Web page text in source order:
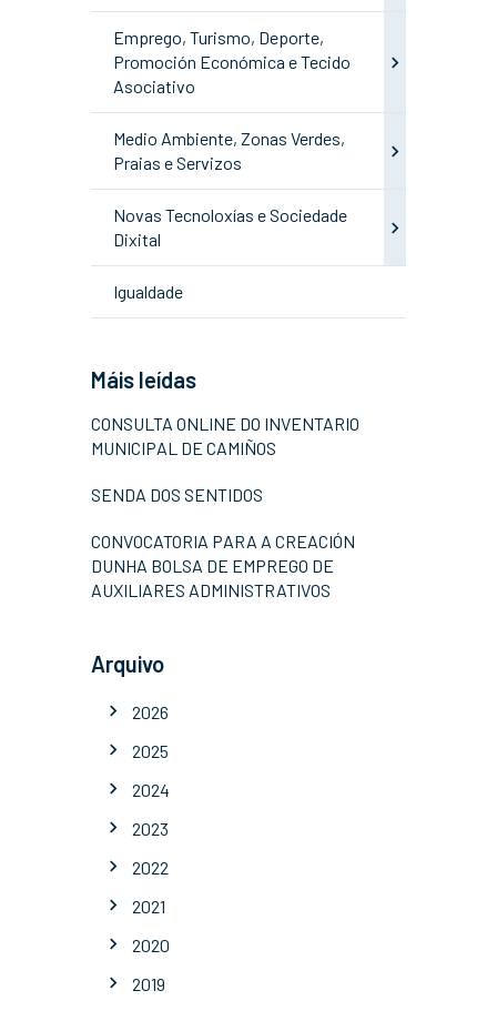
Emprego, Turismo, Deporte,
Promoción Económica e Tecido
Asociativo
Medio Ambiente, Zonas Verdes,
Praias e Servizos
Novas Tecnoloxías e Sociedade
Dixital
Igualdade
Máis leídas
CONSULTA ONLINE DO INVENTARIO
MUNICIPAL DE CAMIÑOS
SENDA DOS SENTIDOS
CONVOCATORIA PARA A CREACIÓN
DUNHA BOLSA DE EMPREGO DE
AUXILIARES ADMINISTRATIVOS
Arquivo
2026
2025
2024
2023
2022
2021
2020
2019